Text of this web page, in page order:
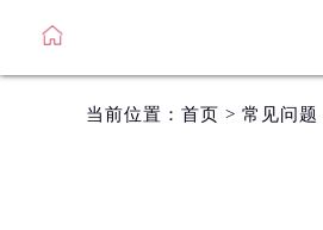
当前位置： 首页 > 常见问题